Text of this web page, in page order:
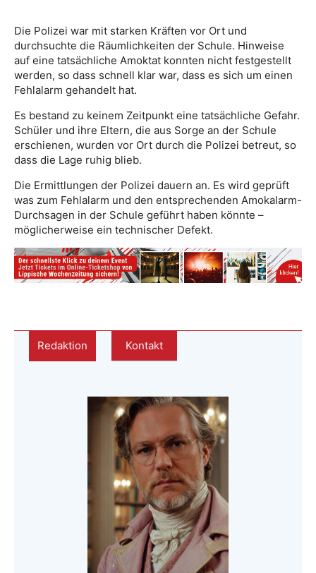
Die Polizei war mit starken Kräften vor Ort und
durchsuchte die Räumlichkeiten der Schule. Hinweise
auf eine tatsächliche Amoktat konnten nicht festgestellt
werden, so dass schnell klar war, dass es sich um einen
Fehlalarm gehandelt hat.
Es bestand zu keinem Zeitpunkt eine tatsächliche Gefahr.
Schüler und ihre Eltern, die aus Sorge an der Schule
erschienen, wurden vor Ort durch die Polizei betreut, so
dass die Lage ruhig blieb.
Die Ermittlungen der Polizei dauern an. Es wird geprüft
was zum Fehlalarm und den entsprechenden Amokalarm-
Durchsagen in der Schule geführt haben könnte –
möglicherweise ein technischer Defekt.
Redaktion Kontakt